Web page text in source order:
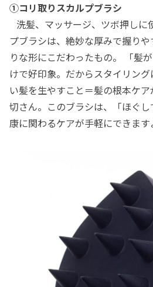
①コリ取りスカルプブラシ
洗髪、マッサージ、ツボ押しに
プブラシは、絶妙な厚みで握り
りな形にこだわったもの。 「髪
けで好印象。だからスタイリン
い髪を生やすこと＝髪の根本ケ
切さん。このブラシは、「ほぐ
康に関わるケアが手軽にできます